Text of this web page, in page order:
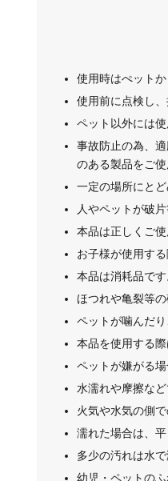
使用時はぺットか
使用前に点検し
ペット以外には使
事故防止の為、
のある製品をご使
一定の場所にと
人やペットが破
本品は正しくご
お子様が使用す
本品は消耗品で
ほつれや亀裂等
ペットが噛んだ
本品を使用する
ペットが嫌がる
水濡れや摩擦な
火気や水気の側
濡れた場合は、
多少の汚れは水
幼児・ペットのふ